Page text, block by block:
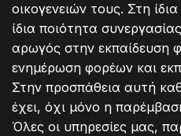
οικογενειών τους. Στη
ίδια ποιότητα
αρωγός στην εκπαίδευση
ενημέρωση φορέων και
Στην προσπάθεια αυτή
έχει, όχι μόνο η
Όλες οι υπηρεσίες μας,